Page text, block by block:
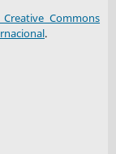
Creative Commons
.